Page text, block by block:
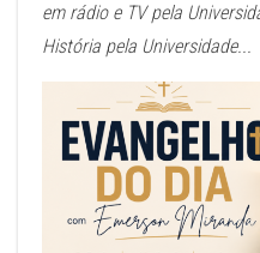
em rádio e TV pela
História pela Universidade...